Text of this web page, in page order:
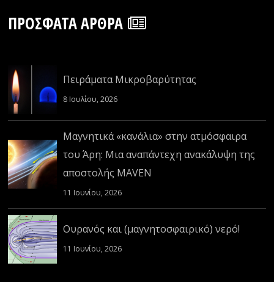
ΠΡΌΣΦΑΤΑ ΆΡΘΡΑ
Πειράματα Μικροβαρύτητας
8 Ιουλίου, 2026
Μαγνητικά «κανάλια» στην ατμόσφαιρα
του Άρη: Μια αναπάντεχη ανακάλυψη της
αποστολής MAVEN
11 Ιουνίου, 2026
Ουρανός και (μαγνητοσφαιρικό) νερό!
11 Ιουνίου, 2026